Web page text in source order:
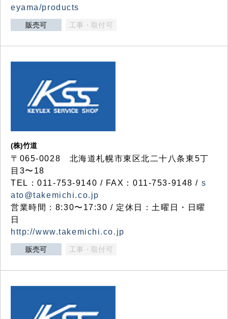
eyama/products
販売可 工事・取付可
(株)竹道
〒065-0028 北海道札幌市東区北二十八条東5丁
目3〜18
TEL：011-753-9140 / FAX：011-753-9148 / s
ato@takemichi.co.jp
営業時間：8:30〜17:30 / 定休日：土曜日・日曜
日
http://www.takemichi.co.jp
販売可 工事・取付可